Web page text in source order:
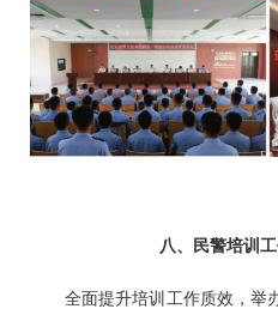
八、民警培训
全面提升培训工作质效，举